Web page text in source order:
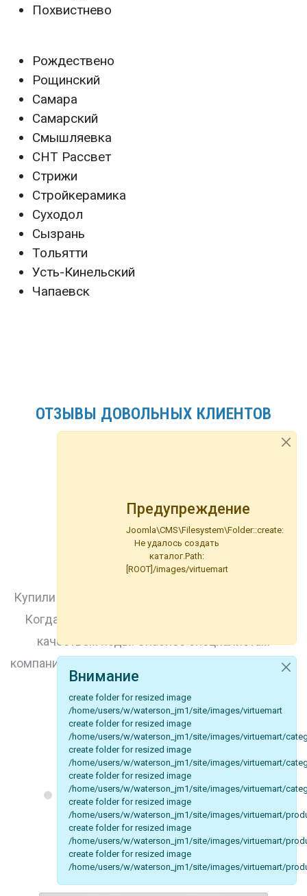
Предупреждение
Joomla\CMS\Filesystem\Folder::create:
Не удалось создать
каталог.Path:
[ROOT]/images/virtuemart
Внимание
create folder for resized image
/home/users/w/waterson_jm1/site/images/virtuemart
create folder for resized image
/home/users/w/waterson_jm1/site/images/virtuemart/
create folder for resized image
/home/users/w/waterson_jm1/site/images/virtuemart/
create folder for resized image
/home/users/w/waterson_jm1/site/images/virtuemart/
create folder for resized image
/home/users/w/waterson_jm1/site/images/virtuemart/
create folder for resized image
/home/users/w/waterson_jm1/site/images/virtuemart/
create folder for resized image
/home/users/w/waterson_jm1/site/images/virtuemart/
Похвистнево
Рождествено
Рощинский
Самара
Самарский
Смышляевка
СНТ Рассвет
Стрижи
Стройкерамика
Суходол
Сызрань
Тольятти
Усть-Кинельский
Чапаевск
ОТЗЫВЫ ДОВОЛЬНЫХ КЛИЕНТОВ
Татьяна
Юрист
Купили участок и построили на нем дачный дом.
Когда вырыли колодец возникла проблема с
качеством поды. Спасибо специалистам
компании "Ватерсон", за оперативное выполнение
работ.
Все отзывы в2gis